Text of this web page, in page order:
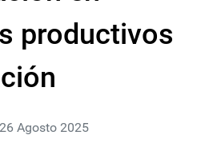
productivos
Agosto 2025